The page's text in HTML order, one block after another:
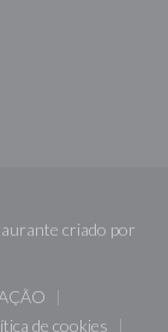
criado por
nova janela))
nova janela))
de cookies